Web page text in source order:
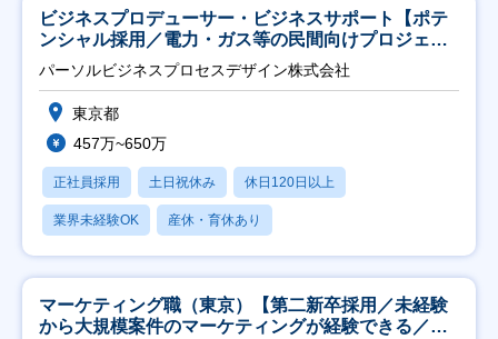
ビジネスプロデューサー・ビジネスサポート【ポテ
ンシャル採用／電力・ガス等の民間向けプロジェク
ト推進】
パーソルビジネスプロセスデザイン株式会社
東京都
457万~650万
正社員採用 土日祝休み 休日120日以上
業界未経験OK 産休・育休あり
マーケティング職（東京）【第二新卒採用／未経験
から大規模案件のマーケティングが経験できる／研